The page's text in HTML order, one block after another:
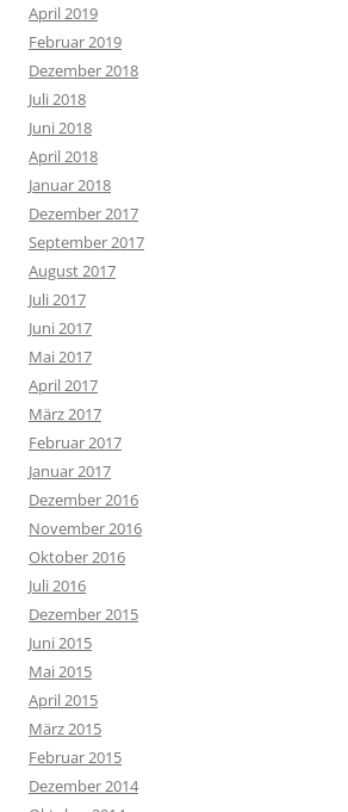
April 2019
Februar 2019
Dezember 2018
Juli 2018
Juni 2018
April 2018
Januar 2018
Dezember 2017
September 2017
August 2017
Juli 2017
Juni 2017
Mai 2017
April 2017
März 2017
Februar 2017
Januar 2017
Dezember 2016
November 2016
Oktober 2016
Juli 2016
Dezember 2015
Juni 2015
Mai 2015
April 2015
März 2015
Februar 2015
Dezember 2014